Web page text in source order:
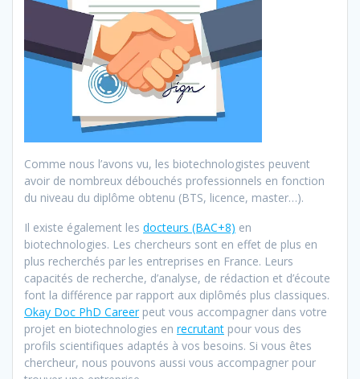
Comme nous l’avons vu, les biotechnologistes peuvent
avoir de nombreux débouchés professionnels en fonction
du niveau du diplôme obtenu (BTS, licence, master…).
Il existe également les docteurs (BAC+8) en
biotechnologies. Les chercheurs sont en effet de plus en
plus recherchés par les entreprises en France. Leurs
capacités de recherche, d’analyse, de rédaction et d’écoute
font la différence par rapport aux diplômés plus classiques.
Okay Doc PhD Careerpeut vous accompagner dans votre
projet en biotechnologies en recrutant pour vous des
profils scientifiques adaptés à vos besoins. Si vous êtes
chercheur, nous pouvons aussi vous accompagner pour